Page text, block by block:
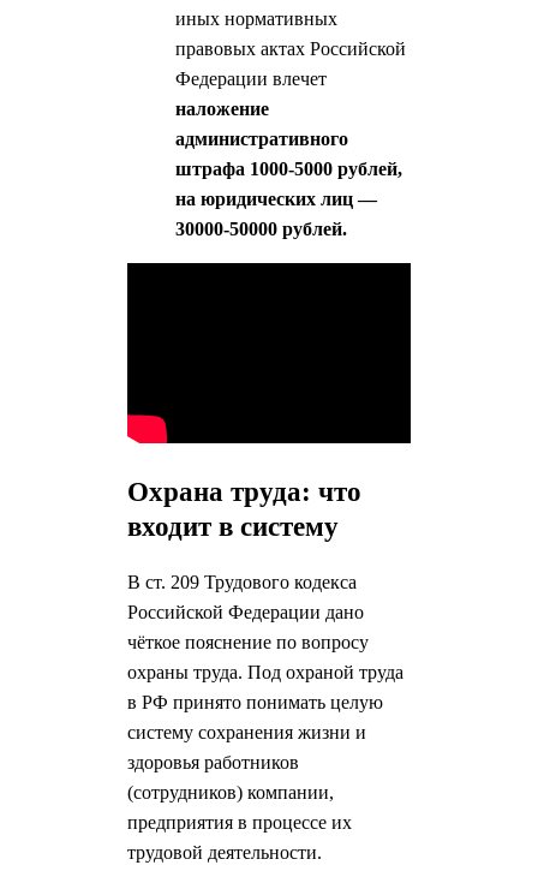
иных нормативных
правовых актах Российской
Федерации влечет
наложение
административного
штрафа 1000-5000 рублей,
на юридических лиц —
30000-50000 рублей.
Охрана труда: что
входит в систему
В ст. 209 Трудового кодекса
Российской Федерации дано
чёткое пояснение по вопросу
охраны труда. Под охраной труда
в РФ принято понимать целую
систему сохранения жизни и
здоровья работников
(сотрудников) компании,
предприятия в процессе их
трудовой деятельности.